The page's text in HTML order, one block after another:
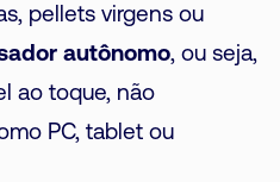
pellets virgens ou
autônomo, ou seja,
ao toque, não
PC, tablet ou